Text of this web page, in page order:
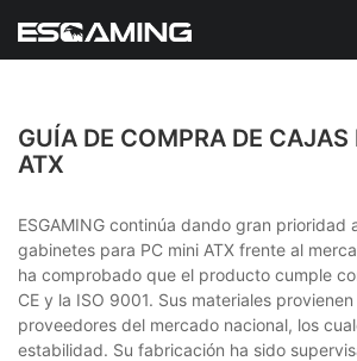
GUÍA DE COMPRA DE CAJAS
ATX
ESGAMING continúa dando gran prioridad
gabinetes para PC mini ATX frente al
ha comprobado que el producto cumple
CE y la ISO 9001. Sus materiales
proveedores del mercado nacional, los
estabilidad. Su fabricación ha sido